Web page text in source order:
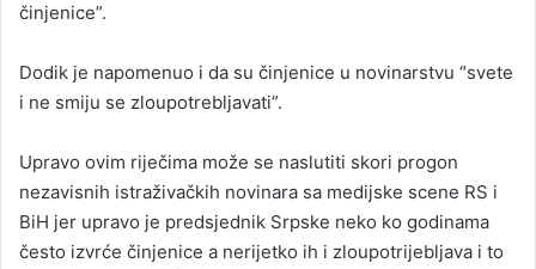
činjenice”.
Dodik je napomenuo i da su činjenice u novinarstvu “svete
i ne smiju se zloupotrebljavati”.
Upravo ovim riječima može se naslutiti skori progon
nezavisnih istraživačkih novinara sa medijske scene RS i
BiH jer upravo je predsjednik Srpske neko ko godinama
često izvrće činjenice a nerijetko ih i zloupotrijebljava i to